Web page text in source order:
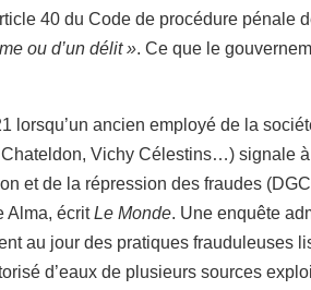
40 du Code de procédure pénale
ou d’un délit ». Ce que le
lorsqu’un ancien employé de la
Vichy Célestins…) signale
et de la répression des fraudes
Alma, écritLe Monde. Une enquête
au jour des pratiques frauduleuses
d’eaux de plusieurs sources